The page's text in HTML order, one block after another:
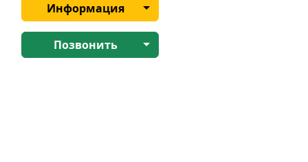
Информация
Позвонить